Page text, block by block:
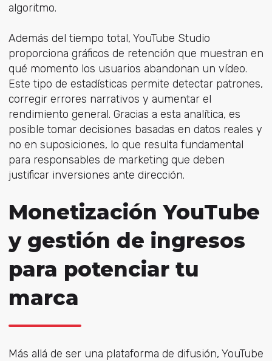
algoritmo.
Además del tiempo total, YouTube Studio
proporciona gráficos de retención que muestran en
qué momento los usuarios abandonan un vídeo.
Este tipo de estadísticas permite detectar patrones,
corregir errores narrativos y aumentar el
rendimiento general. Gracias a esta analítica, es
posible tomar decisiones basadas en datos reales y
no en suposiciones, lo que resulta fundamental
para responsables de marketing que deben
justificar inversiones ante dirección.
Monetización YouTube
y gestión de ingresos
para potenciar tu
marca
Más allá de ser una plataforma de difusión, YouTube